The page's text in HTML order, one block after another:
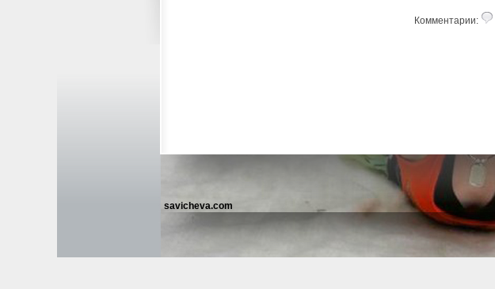
Комментарии:
savicheva.com